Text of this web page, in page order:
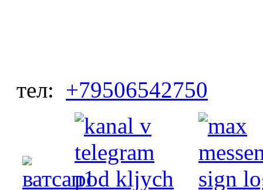
тел: +79506542750